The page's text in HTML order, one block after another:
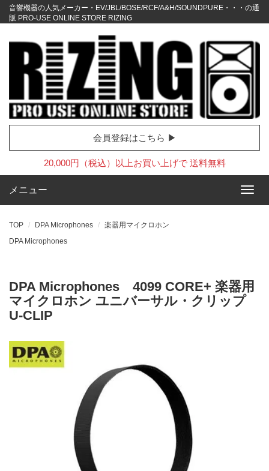
音響機器の人気メーカー・EV/JBL/BOSE/RCF/A&H/SOUNDPURE・・・の通
販 PRO-USE ONLINE STORE RIZING
会員登録はこちら ▶
20,000円（税込）以上お買い上げで 送料無料
メニュー
TOP DPA Microphones
楽器用マイクロホン
DPA Microphones
DPA Microphones 4099 CORE+ 楽器用
マイクロホン ユニバーサル・クリップ
U-CLIP